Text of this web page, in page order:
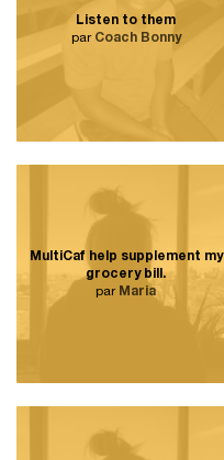
Listen to them
par Coach Bonny
MultiCaf help supplement my
grocery bill.
par Maria